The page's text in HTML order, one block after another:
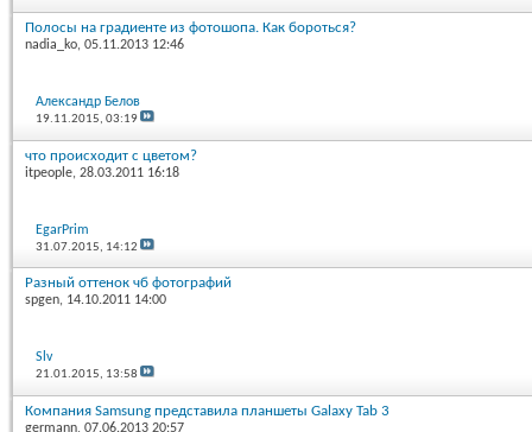
Полосы на градиенте из фотошопа. Как бороться?
nadia_ko, 05.11.2013 12:46
Александр Белов
19.11.2015,03:19
что происходит с цветом?
itpeople, 28.03.2011 16:18
EgarPrim
31.07.2015, 14:12
Разный оттенок чб фотографий
spgen, 14.10.2011 14:00
Slv
21.01.2015, 13:58
Компания Samsung представила планшеты Galaxy Tab 3
germann, 07.06.2013 20:57